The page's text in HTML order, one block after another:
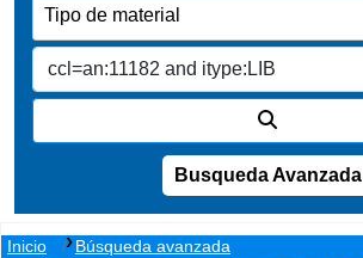
Busqueda Avanzada
Inicio
Búsqueda avanzada